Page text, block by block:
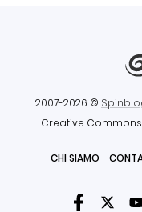
2007-2026 ©
Creative Commons
CHI SIAMO